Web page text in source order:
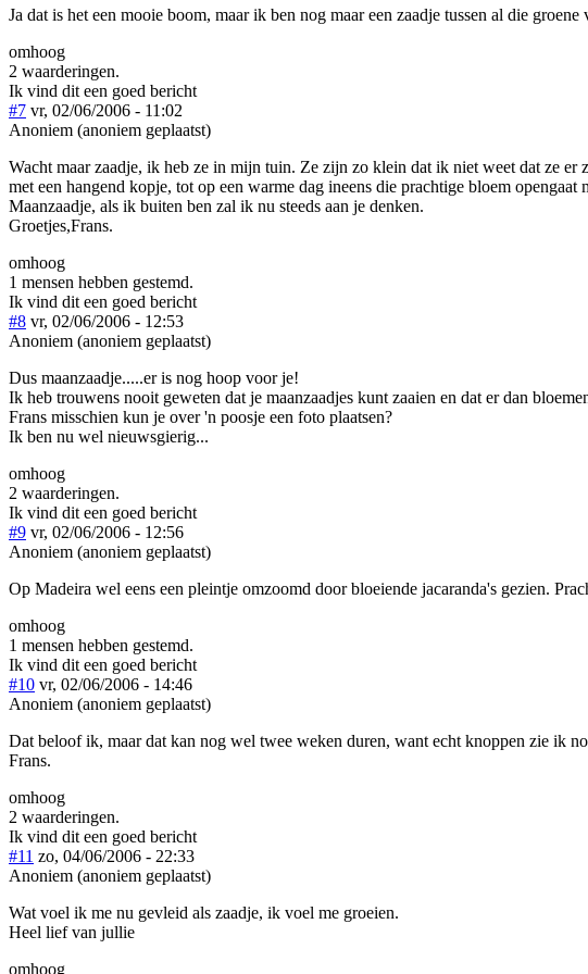
Ja dat is het een mooie boom, maar ik ben nog maar een zaadje tussen al die groene
omhoog
2 waarderingen.
Ik vind dit een goed bericht
#7 vr, 02/06/2006 - 11:02
Anoniem (anoniem geplaatst)
Wacht maar zaadje, ik heb ze in mijn tuin. Ze zijn zo klein dat ik niet weet dat ze er
met een hangend kopje, tot op een warme dag ineens die prachtige bloem
Maanzaadje, als ik buiten ben zal ik nu steeds aan je denken.
Groetjes,Frans.
omhoog
1 mensen hebben gestemd.
Ik vind dit een goed bericht
#8 vr, 02/06/2006 - 12:53
Anoniem (anoniem geplaatst)
Dus maanzaadje.....er is nog hoop voor je!
Ik heb trouwens nooit geweten dat je maanzaadjes kunt zaaien en dat er dan
Frans misschien kun je over 'n poosje een foto plaatsen?
Ik ben nu wel nieuwsgierig...
omhoog
2 waarderingen.
Ik vind dit een goed bericht
#9 vr, 02/06/2006 - 12:56
Anoniem (anoniem geplaatst)
Op Madeira wel eens een pleintje omzoomd door bloeiende jacaranda's gezien.
omhoog
1 mensen hebben gestemd.
Ik vind dit een goed bericht
#10 vr, 02/06/2006 - 14:46
Anoniem (anoniem geplaatst)
Dat beloof ik, maar dat kan nog wel twee weken duren, want echt knoppen zie ik
Frans.
omhoog
2 waarderingen.
Ik vind dit een goed bericht
#11 zo, 04/06/2006 - 22:33
Anoniem (anoniem geplaatst)
Wat voel ik me nu gevleid als zaadje, ik voel me groeien.
Heel lief van jullie
omhoog